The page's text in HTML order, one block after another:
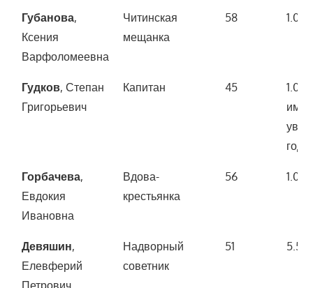
Губанова,
Ксения
Варфоломеевна
Читинская
мещанка
58 1.000
Гудков, Степан
Григорьевич
Капитан 45
года)
Горбачева,
Евдокия
Ивановна
Вдова-
крестьянка
56 1.000
Девяшин,
Елевферий
Надворный
советник
51